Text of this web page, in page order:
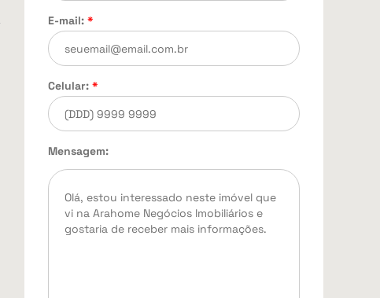
E-mail:*
Celular:*
Mensagem: